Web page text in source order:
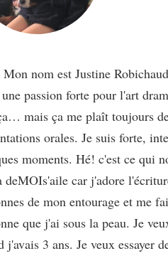
nom est Justine
passion forte pour l'art
mais ça me plaît toujours
orales. Je suis forte,
moments. Hé! c'est ce qui
deMOIs'aile car j'adore
de mon entourage et me
que j'ai sous la peau. Je
j'avais 3 ans. Je veux essayer